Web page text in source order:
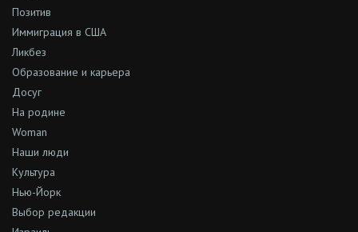
Позитив
Иммиграция в США
Ликбез
Образование и карьера
Досуг
На родине
Woman
Наши люди
Культура
Нью-Йорк
Выбор редакции